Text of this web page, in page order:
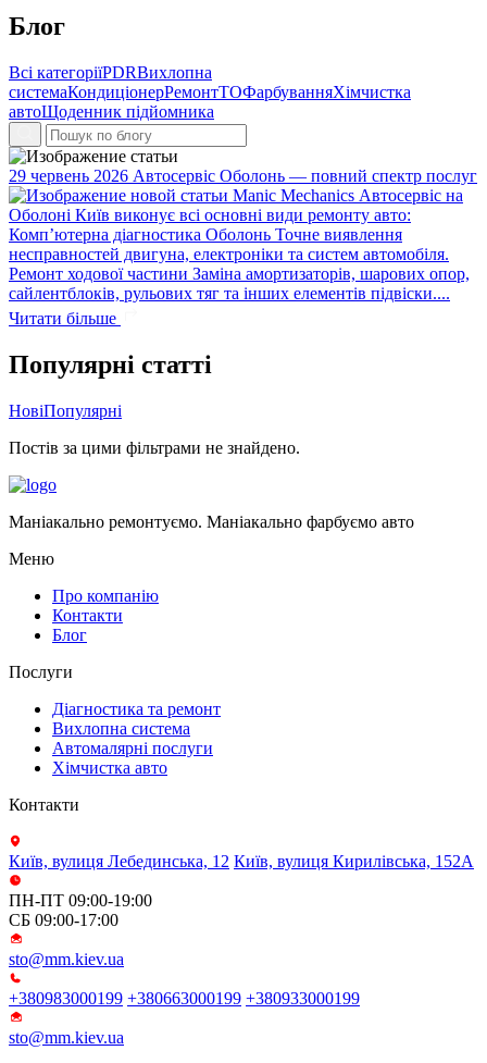
Блог
Всі категоріїPDRВихлопна
системаКондиціонерРемонтТОФарбуванняХімчистка
автоЩоденник підйомника
29 червень 2026 Автосервіс Оболонь — повний спектр послуг
Manic Mechanics Автосервіс на
Оболоні Київ виконує всі основні види ремонту авто:
Комп’ютерна діагностика Оболонь Точне виявлення
несправностей двигуна, електроніки та систем автомобіля.
Ремонт ходової частини Заміна амортизаторів, шарових опор,
сайлентблоків, рульових тяг та інших елементів підвіски....
Читати більше
Популярні статті
НовіПопулярні
Постів за цими фільтрами не знайдено.
Маніакально ремонтуємо. Маніакально фарбуємо авто
Меню
Про компанію
Контакти
Блог
Послуги
Діагностика та ремонт
Вихлопна система
Автомалярні послуги
Хімчистка авто
Контакти
Київ, вулиця Лебединська, 12 Київ, вулиця Кирилівська, 152А
ПН-ПТ 09:00-19:00
СБ 09:00-17:00
sto@mm.kiev.ua
+380983000199 +380663000199 +380933000199
sto@mm.kiev.ua